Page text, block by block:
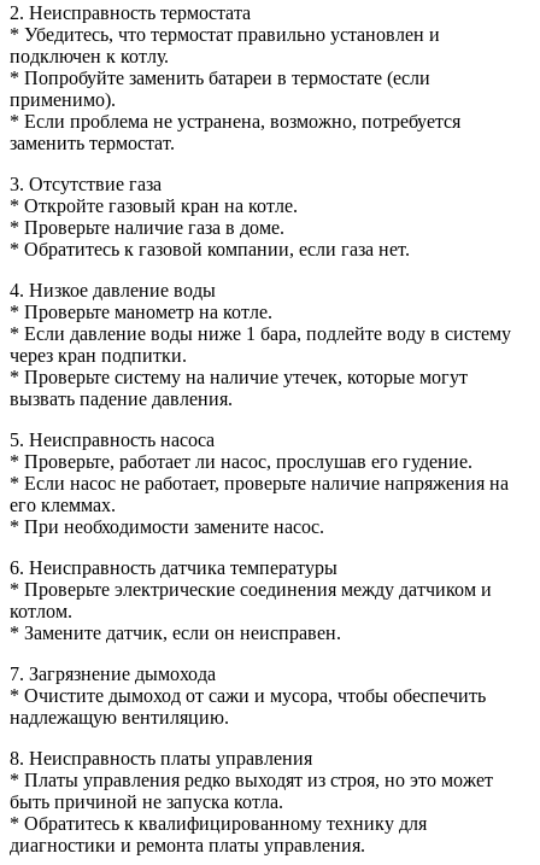
2. Неисправность термостата
* Убедитесь, что термостат правильно установлен и
подключен к котлу.
* Попробуйте заменить батареи в термостате (если
применимо).
* Если проблема не устранена, возможно, потребуется
заменить термостат.
3. Отсутствие газа
* Откройте газовый кран на котле.
* Проверьте наличие газа в доме.
* Обратитесь к газовой компании, если газа нет.
4. Низкое давление воды
* Проверьте манометр на котле.
* Если давление воды ниже 1 бара, подлейте воду в систему
через кран подпитки.
* Проверьте систему на наличие утечек, которые могут
вызвать падение давления.
5. Неисправность насоса
* Проверьте, работает ли насос, прослушав его гудение.
* Если насос не работает, проверьте наличие напряжения на
его клеммах.
* При необходимости замените насос.
6. Неисправность датчика температуры
* Проверьте электрические соединения между датчиком и
котлом.
* Замените датчик, если он неисправен.
7. Загрязнение дымохода
* Очистите дымоход от сажи и мусора, чтобы обеспечить
надлежащую вентиляцию.
8. Неисправность платы управления
* Платы управления редко выходят из строя, но это может
быть причиной не запуска котла.
* Обратитесь к квалифицированному технику для
диагностики и ремонта платы управления.